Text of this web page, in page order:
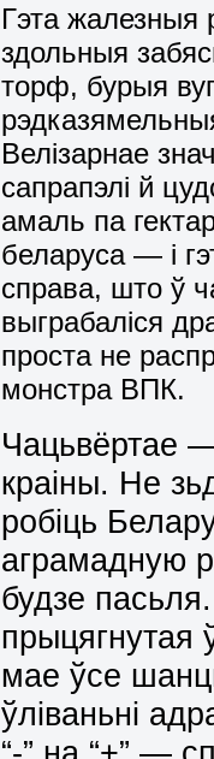
Гэта жалезныя
здольныя
торф, бурыя
Велізарнае
сапрапэлі й
амаль па
беларуса — і
справа, што ў
выграбаліся
проста не
монстра ВПК.
Чацьвёртае
краіны. Не
робіць
аграмадную
будзе
прыцягнутая
мае ўсе
ўліваньні